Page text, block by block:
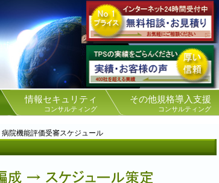
情報セキュリティ
コンサルティング
その他規格導入支援
コンサルティング
病院機能評価受審スケジュール